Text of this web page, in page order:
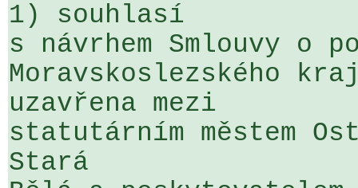
1) souhlasí
s návrhem Smlouvy o
Moravskoslezského
uzavřena mezi
statutárním městem
Stará